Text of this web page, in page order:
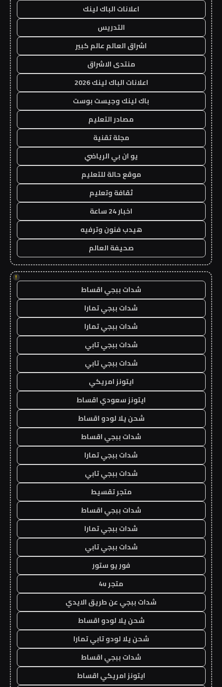
اعلانات الباك لينك
التدريس
اشراق العالم عالم كبير
منتدى الاشراق
اعلانات الباك لينك 2026
باك لينك وجيست بوست
مصادر التعليم
مجلة تقنية
يو ان بي الرياضي
موقع حالة للتعليم
ثقافة وتعليم
اخبار 24 ساعة
هيدب فنون وترفيه
صحيفة العالم
!
شدات ببجي اقساط
شدات ببجي تمارا
شدات ببجي تمارا
شدات ببجي تابي
شدات ببجي تابي
ايتونز امريكي
ايتونز سعودي اقساط
شحن يلا لودو اقساط
شدات ببجي اقساط
شدات ببجي تمارا
شدات ببجي تابي
متجر تقسيط
شدات ببجي اقساط
شدات ببجي تمارا
شدات ببجي تابي
فور يو ستور
متجر 4u
شدات ببجي عن طريق الايدي
شحن يلا لودو اقساط
شحن يلا لودو تابي تمارا
شدات ببجي اقساط
ايتونز امريكي اقساط